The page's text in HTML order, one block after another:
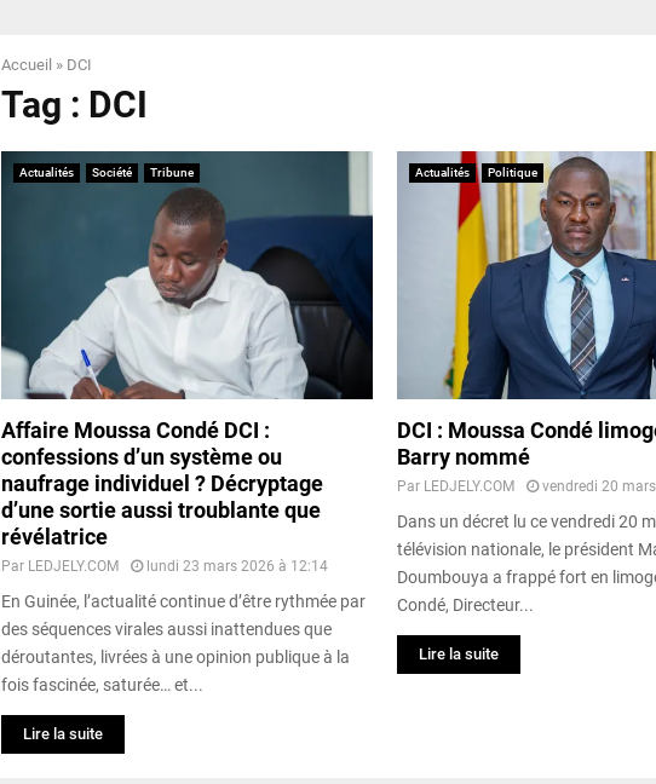
Accueil » DCI
Tag : DCI
Actualités Société Tribune
Affaire Moussa Condé DCI :
confessions d’un système ou
naufrage individuel ? Décryptage
d’une sortie aussi troublante que
révélatrice
Par LEDJELY.COM lundi 23 mars 2026 à 12:14
En Guinée, l’actualité continue d’être rythmée par
des séquences virales aussi inattendues que
déroutantes, livrées à une opinion publique à la
fois fascinée, saturée… et...
Lire la suite
Actualités Politique
DCI : Moussa Condé
Barry nommé
Par LEDJELY.COM vendredi 20
Dans un décret lu ce vendredi 20
télévision nationale, le président
Doumbouya a frappé fort en
Condé, Directeur...
Lire la suite